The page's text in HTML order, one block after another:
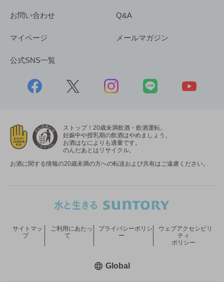
お問い合わせ Q&A
マイページ メールマガジン
公式SNS一覧
ストップ！20歳未満飲酒・飲酒運転。
妊娠中や授乳期の飲酒はやめましょう。
お酒はなによりも適量です。
のんだあとはリサイクル。
お酒に関する情報の20歳未満の方への転送および共有はご遠慮ください。
サイトマッ
プ
ご利用にあたっ
て
プライバシーポリシ
ー
ウェブアクセシビリ
ティ
ポリシー
Global新しいウィンドウで開く